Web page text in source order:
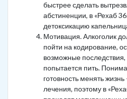
быстрее сделать
абстиненции, в «Рехаб
детоксикацию
Мотивация. Алкоголик
пойти на кодирование,
возможные
попытается пить.
готовность менять
лечения, поэтому в